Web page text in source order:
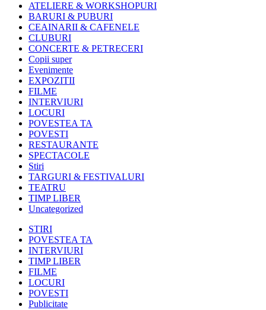
ATELIERE & WORKSHOPURI
BARURI & PUBURI
CEAINARII & CAFENELE
CLUBURI
CONCERTE & PETRECERI
Copii super
Evenimente
EXPOZITII
FILME
INTERVIURI
LOCURI
POVESTEA TA
POVESTI
RESTAURANTE
SPECTACOLE
Stiri
TARGURI & FESTIVALURI
TEATRU
TIMP LIBER
Uncategorized
STIRI
POVESTEA TA
INTERVIURI
TIMP LIBER
FILME
LOCURI
POVESTI
Publicitate